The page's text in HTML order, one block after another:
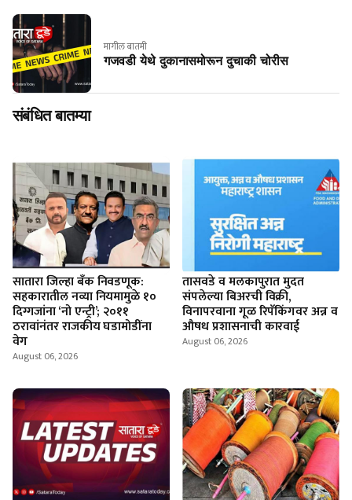
मागील बातमी
गजवडी येथे दुकानासमोरून दुचाकी चोरीस
संबंधित बातम्या
सातारा जिल्हा बँक निवडणूक:
सहकारातील नव्या नियमामुळे १०
दिग्गजांना ‘नो एन्ट्री’; २०११
ठरावांनंतर राजकीय घडामोडींना
वेग
August 06, 2026
तासवडे व मलकापुरात मुदत
संपलेल्या बिअरची विक्री,
विनापरवाना गूळ रिपॅकिंगवर अन्न व
औषध प्रशासनाची कारवाई
August 06, 2026